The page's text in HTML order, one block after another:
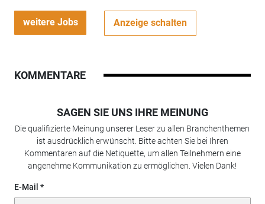
weitere Jobs Anzeige schalten
KOMMENTARE
SAGEN SIE UNS IHRE MEINUNG
Die qualifizierte Meinung unserer Leser zu allen Branchenthemen
ist ausdrücklich erwünscht. Bitte achten Sie bei Ihren
Kommentaren auf die Netiquette, um allen Teilnehmern eine
angenehme Kommunikation zu ermöglichen. Vielen Dank!
E-Mail